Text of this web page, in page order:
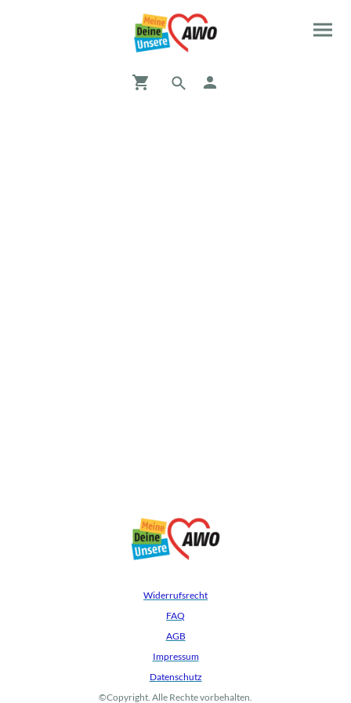
Widerrufsrecht
FAQ
AGB
Impressum
Datenschutz
©Copyright. Alle Rechte vorbehalten.